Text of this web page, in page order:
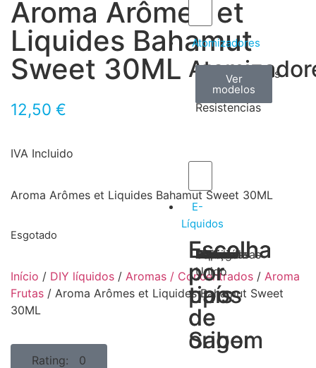
Atomizadores
Claromizadores
Ver
modelos
Reconstruíveis
Ver
modelos
Resistencias
Ver
modelos
E-
Líquidos
Escolha
por
tipos
de
Sabor
Tabaco
Frutas
Bebidas
Frescos
Sobremesas
Escolha
por
país
de
origem
Portugal
Alemanha
USA
Reino
Unido
Canadá
França
Malásia
Filipinas
Espanha
Polónia
Grécia
Aroma Arômes et
Liquides Bahamut
Sweet 30ML
12,50 €
IVA Incluido
Aroma Arômes et Liquides Bahamut Sweet 30ML
Esgotado
Início / DIY líquidos / Aromas / Concentrados / Aroma
Frutas / Aroma Arômes et Liquides Bahamut Sweet
30ML
Rating: 0